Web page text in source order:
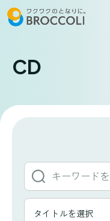
CD
キ
ワ
タ
タイトルを選択